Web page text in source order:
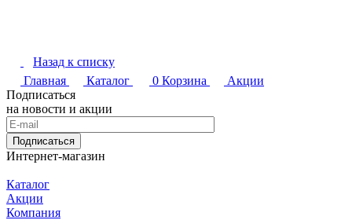
Назад к списку
Главная
Каталог 0 Корзина
Акции
Подписаться
на новости и акции
Подписаться
Интернет-магазин
Каталог
Акции
Компания